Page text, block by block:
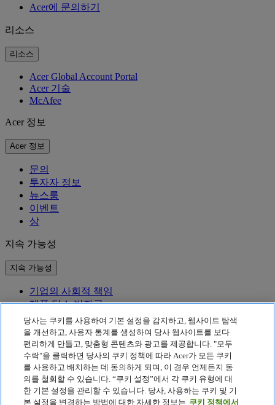
Acer에 문의하기
리소스
리소스
Acer Global Account Portal
Acer 기술
McAfee
Acer 정보
Acer 정보
문의
투자자 정보
뉴스룸
이벤트
상
지속 가능성
지속 가능성
기업의 사회적 책임
제품 탄소 발자국
Project Humanity
Earthion
개인정보 처리방침
Cookie 정책
법적 고지 사항
추가 법적 정보
접근성 정책
당사는 쿠키를 사용하여 기본 설정을 감지하고, 웹사이트 탐색
을 개선하고, 사용자 통계를 생성하여 당사 웹사이트를 보다
편리하게 만들고, 맞춤형 콘텐츠와 광고를 제공합니다. "모두
수락"을 클릭하면 당사의 쿠키 정책에 따라 Acer가 모든 쿠키
를 사용하고 배치하는 데 동의하게 되며, 이 경우 언제든지 동
의를 철회할 수 있습니다. “쿠키 설정”에서 각 쿠키 유형에 대
한 기본 설정을 관리할 수 있습니다. 당사, 사용하는 쿠키 및 기
본 설정을 변경하는 방법에 대한 자세한 정보는 쿠키 정책에서